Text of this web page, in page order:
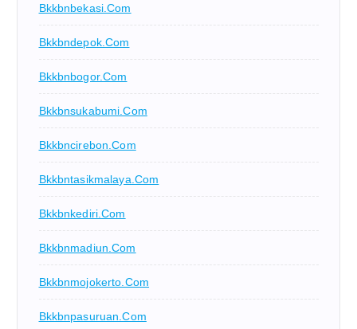
Bkkbnbekasi.com
Bkkbndepok.com
Bkkbnbogor.com
Bkkbnsukabumi.com
Bkkbncirebon.com
Bkkbntasikmalaya.com
Bkkbnkediri.com
Bkkbnmadiun.com
Bkkbnmojokerto.com
Bkkbnpasuruan.com